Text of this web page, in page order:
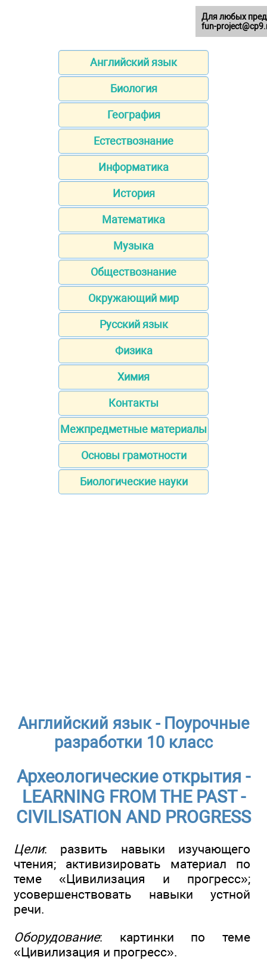
Английский язык
Биология
География
Естествознание
Информатика
История
Математика
Музыка
Обществознание
Окружающий мир
Русский язык
Физика
Химия
Контакты
Межпредметные материалы
Основы грамотности
Биологические науки
Английский язык - Поурочные
разработки 10 класс
Археологические открытия -
LEARNING FROM THE PAST -
CIVILISATION AND PROGRESS
Цели: развить навыки изучающего
чтения; активизировать материал по
теме «Цивилизация и прогресс»;
усовершенствовать навыки устной
речи.
Оборудование: картинки по теме
«Цивилизация и прогресс».
Для любых
fun-